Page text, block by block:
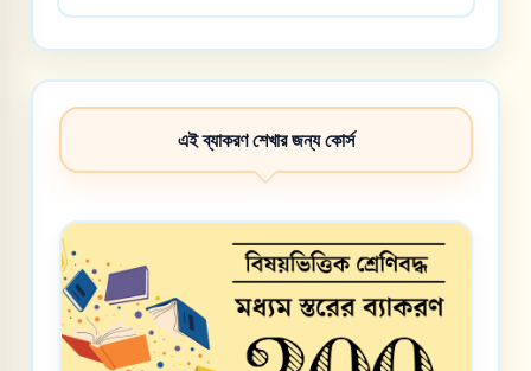
এই ব্যাকরণ শেখার জন্য কোর্স